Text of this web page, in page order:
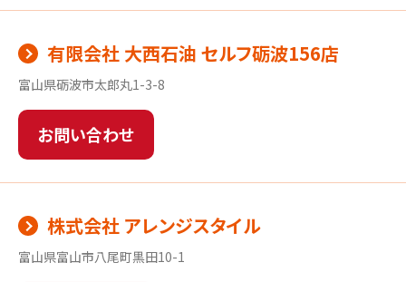
有限会社 大西石油 セルフ砺波156店
富山県砺波市太郎丸1-3-8
お問い合わせ
株式会社 アレンジスタイル
富山県富山市八尾町黒田10-1